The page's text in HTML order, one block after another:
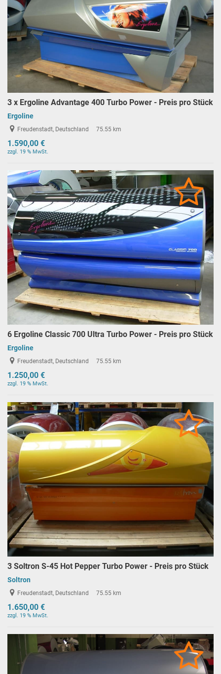
3 x Ergoline Advantage 400 Turbo Power - Preis pro Stück
Ergoline
Freudenstadt, Deutschland 75.55 km
1.590,00 €
zzgl. 19 % MwSt.
6 Ergoline Classic 700 Ultra Turbo Power - Preis pro Stück
Ergoline
Freudenstadt, Deutschland 75.55 km
1.250,00 €
zzgl. 19 % MwSt.
3 Soltron S-45 Hot Pepper Turbo Power - Preis pro Stück
Soltron
Freudenstadt, Deutschland 75.55 km
1.650,00 €
zzgl. 19 % MwSt.